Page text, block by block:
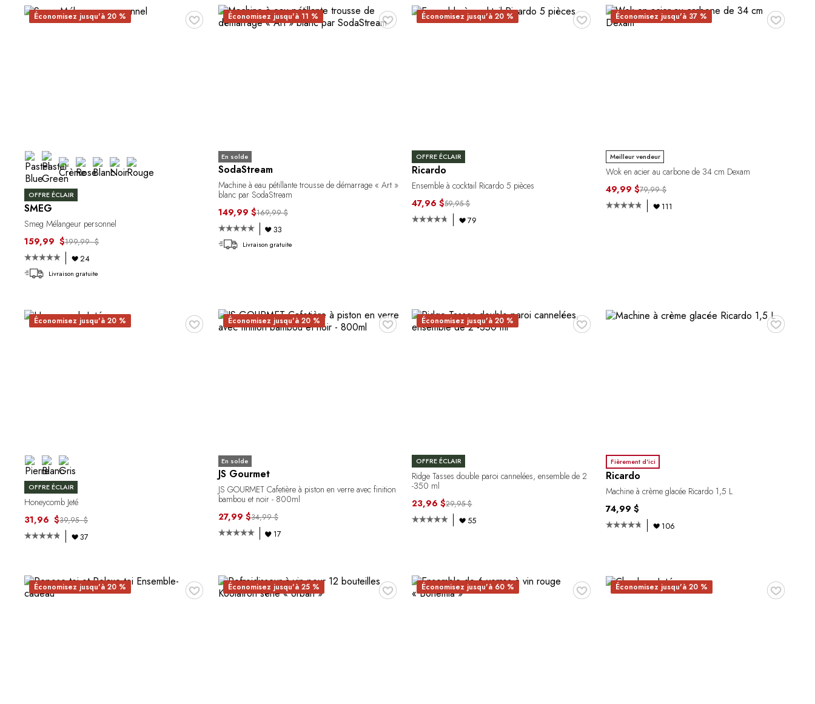
♥
Économisez jusqu'à 20 %
OFFRE ÉCLAIR
SMEG
Smeg Mélangeur personnel
159,99 $199,99 $
24
Livraison gratuite
♥
Économisez jusqu'à 11 %
En solde
SodaStream
Machine à eau pétillante trousse de démarrage « Art »
blanc par SodaStream
149,99 $169,99 $
33
Livraison gratuite
♥
Économisez jusqu'à 20 %
OFFRE ÉCLAIR
Ricardo
Ensemble à cocktail Ricardo 5 pièces
47,96 $59,95 $
79
♥
Économisez jusqu'à 37 %
Meilleur vendeur
Wok en acier au carbone de 34 cm Dexam
49,99 $79,99 $
111
♥
Économisez jusqu'à 20 %
OFFRE ÉCLAIR
Honeycomb Jeté
31,96 $39,95 $
37
♥
Économisez jusqu'à 20 %
En solde
JS Gourmet
JS GOURMET Cafetière à piston en verre avec finition
bambou et noir - 800ml
27,99 $34,99 $
17
♥
Économisez jusqu'à 20 %
OFFRE ÉCLAIR
Ridge Tasses double paroi cannelées, ensemble de 2
-350 ml
23,96 $29,95 $
55
♥
Fièrement d'ici
Ricardo
Machine à crème glacée Ricardo 1,5 L
74,99 $
106
♥
Économisez jusqu'à 20 % ♥
Économisez jusqu'à 25 % ♥
Économisez jusqu'à 60 % ♥
Économisez jusqu'à 20 %